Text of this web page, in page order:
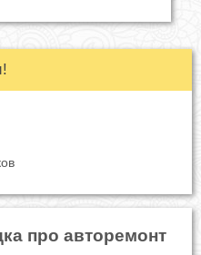
про авторемонт